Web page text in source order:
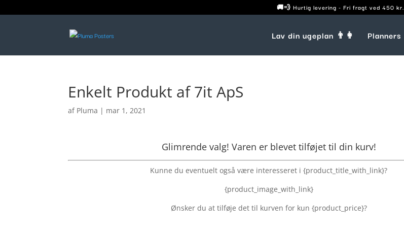
🚚💨 Hurtig levering - Fri fragt ved 450 kr.
Lav din ugeplan 👨‍👩 Planners
Enkelt Produkt af 7it ApS
af Pluma | mar 1, 2021
Glimrende valg! Varen er blevet tilføjet til din kurv!
Kunne du eventuelt også være interesseret i {product_title_with_link}?
{product_image_with_link}
Ønsker du at tilføje det til kurven for kun {product_price}?